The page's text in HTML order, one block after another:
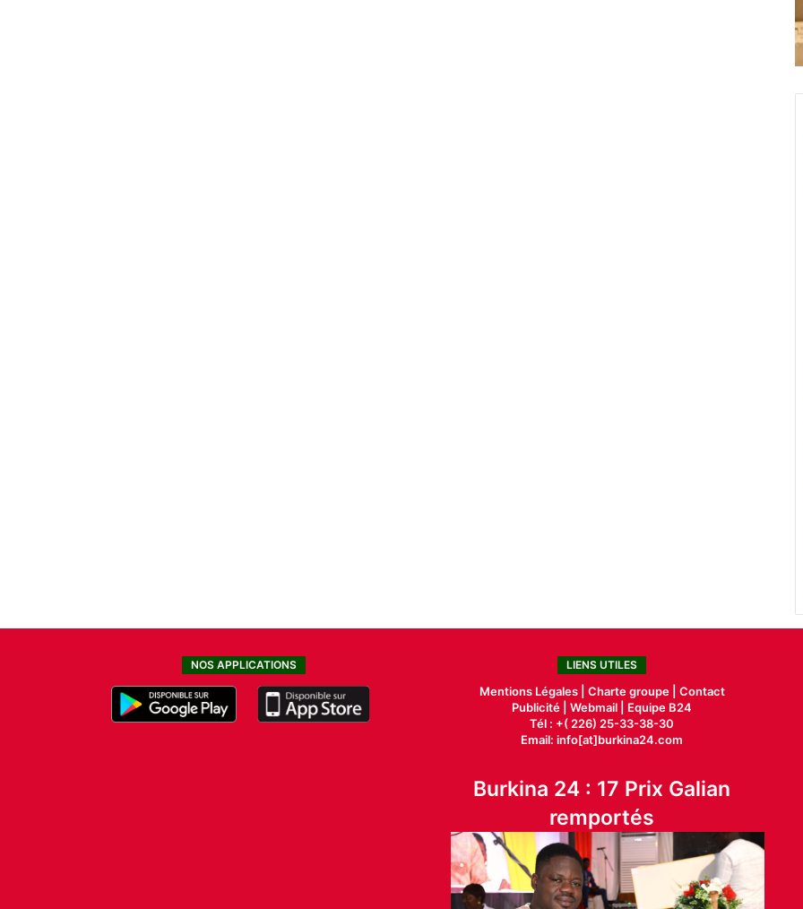
NOS APPLICATIONS LIENS UTILES
Mentions Légales | Charte groupe | Contact
Publicité |Webmail |
Equipe B24
Tél : +( 226) 25-33-38-30
Email: info[at]burkina24.com
Burkina 24 : 17 Prix Galian
remportés